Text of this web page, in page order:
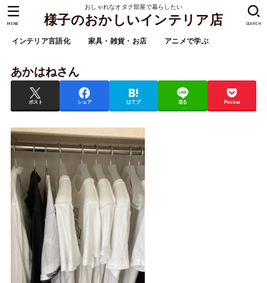
おしゃれなオタク部屋で暮らしたい
様子のおかしいインテリア店
インテリア言語化 家具・雑貨・お店 アニメで学ぶ
SEARCH
MENU
あかはねさん
ポスト シェア はてブ 送る Pocket